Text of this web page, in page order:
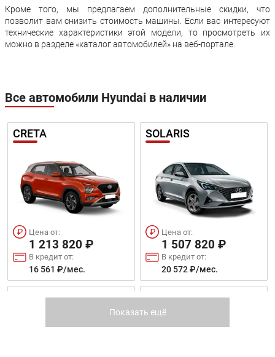
Кроме того, мы предлагаем дополнительные скидки, что
позволит вам снизить стоимость машины. Если вас интересуют
технические характеристики этой модели, то просмотреть их
можно в разделе «каталог автомобилей» на веб-портале.
Все автомобили Hyundai в наличии
CRETA
Цена от:
1 213 820 ₽
В кредит от:
16 561 ₽/мес.
SOLARIS
Цена от:
1 507 820 ₽
В кредит от:
20 572 ₽/мес.
SONATA ELANTRA 2021
Показать ещё